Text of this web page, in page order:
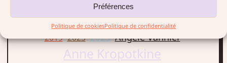
Préférences
Politique de cookiesPolitique de confidentialité
2019 2023 2025 Angèle Vannier
Anne Kropotkine